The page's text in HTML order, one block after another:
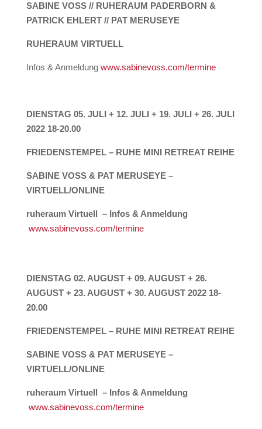
SABINE VOSS // RUHERAUM PADERBORN &
PATRICK EHLERT // PAT MERUSEYE
RUHERAUM VIRTUELL
Infos & Anmeldung www.sabinevoss.com/termine
DIENSTAG 05. JULI + 12. JULI + 19. JULI + 26. JULI
2022 18-20.00
FRIEDENSTEMPEL – RUHE MINI RETREAT REIHE
SABINE VOSS & PAT MERUSEYE –
VIRTUELL/ONLINE
ruheraum Virtuell – Infos & Anmeldung
www.sabinevoss.com/termine
DIENSTAG 02. AUGUST + 09. AUGUST + 26.
AUGUST + 23. AUGUST + 30. AUGUST 2022 18-
20.00
FRIEDENSTEMPEL – RUHE MINI RETREAT REIHE
SABINE VOSS & PAT MERUSEYE –
VIRTUELL/ONLINE
ruheraum Virtuell – Infos & Anmeldung
www.sabinevoss.com/termine